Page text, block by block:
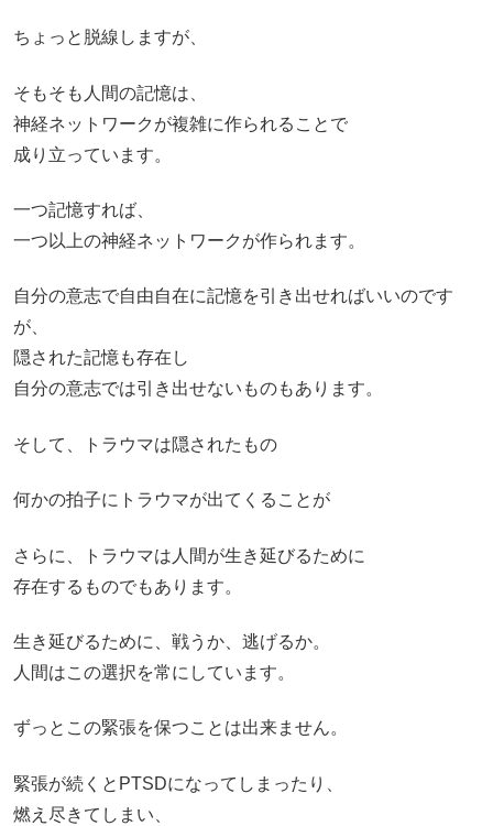
ちょっと脱線しますが、
そもそも人間の記憶は、
神経ネットワークが複雑に作られることで
成り立っています。
一つ記憶すれば、
一つ以上の神経ネットワークが作られます。
自分の意志で自由自在に記憶を引き出せればいいのです
が、
隠された記憶も存在し
自分の意志では引き出せないものもあります。
そして、トラウマは隠されたもの
何かの拍子にトラウマが出てくることが
さらに、トラウマは人間が生き延びるために
存在するものでもあります。
生き延びるために、戦うか、逃げるか。
人間はこの選択を常にしています。
ずっとこの緊張を保つことは出来ません。
緊張が続くとPTSDになってしまったり、
燃え尽きてしまい、